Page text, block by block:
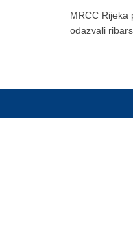
MRCC Rijeka
odazvali